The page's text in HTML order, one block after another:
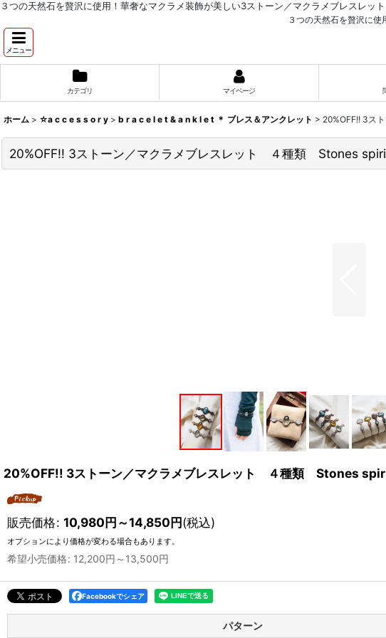
３つの天然石を贅沢に使用！華奢なマクラメ装飾が美しい3ストーン／マクラメブレスレッ
３つの天然石を贅沢に
メニュー
カテゴリ マイページ
ホーム > ☆a c c e s s o r y > b r a c e l e t & a n k l e t ＊ ブレス＆アンクレット > 20%OFF!! 3ス
20%OFF!! 3ストーン／マクラメブレスレット ４種類 Stones
20%OFF!! 3ストーン／マクラメブレスレット ４種類 Stones
販売価格: 10,980円～14,850円(税込)
オプションにより価格が変わる場合もあります。
希望小売価格: 12,200円 ～13,500円
Facebookでシェア
パターン